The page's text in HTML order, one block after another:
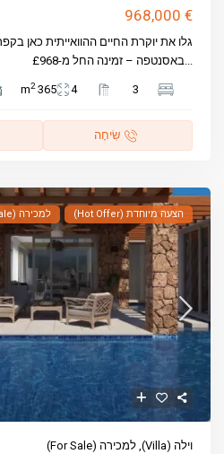
€ 968,000
גלו את יוקרת החיים ההוואייתית כאן
באסנטפה – זמינה החל מ-£968...
3
4
365 m
2
שִׂיחָה
למכירה (For Sale) הצעה מיוחדת (Hot Offer)
וילה (Villa) ,למכירה (For Sale)